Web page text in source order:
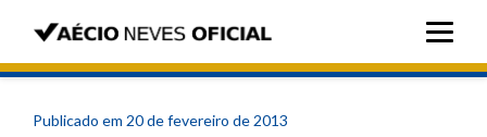
Publicado em 20 de fevereiro de 2013